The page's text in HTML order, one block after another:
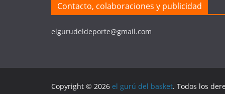
Contacto, colaboraciones y publicidad
elgurudeldeporte@gmail.com
Copyright © 2026 el gurú del basket. Todos los